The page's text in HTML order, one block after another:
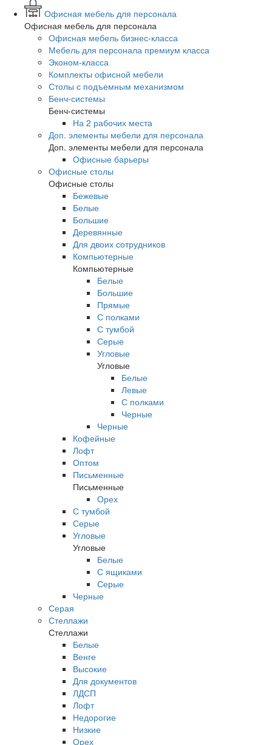
Офисная мебель для персонала
Офисная мебель для персонала
Офисная мебель бизнес-класса
Мебель для персонала премиум класса
Эконом-класса
Комплекты офисной мебели
Столы с подъемным механизмом
Бенч-системы
Бенч-системы
На 2 рабочих места
Доп. элементы мебели для персонала
Доп. элементы мебели для персонала
Офисные барьеры
Офисные столы
Офисные столы
Бежевые
Белые
Большие
Деревянные
Для двоих сотрудников
Компьютерные
Компьютерные
Белые
Большие
Прямые
С полками
С тумбой
Серые
Угловые
Угловые
Белые
Левые
С полками
Черные
Черные
Кофейные
Лофт
Оптом
Письменные
Письменные
Орех
С тумбой
Серые
Угловые
Угловые
Белые
С ящиками
Серые
Черные
Серая
Стеллажи
Стеллажи
Белые
Венге
Высокие
Для документов
ЛДСП
Лофт
Недорогие
Низкие
Орех